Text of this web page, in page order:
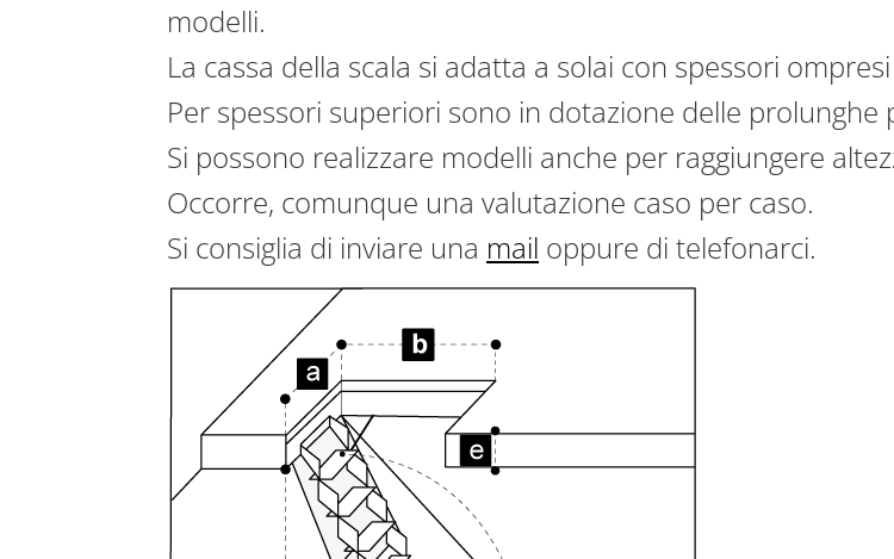
modelli.
La cassa della scala si adatta a solai con spessori
Per spessori superiori sono in dotazione delle prolunghe
Si possono realizzare modelli anche per raggiungere
Occorre, comunque una valutazione caso per caso.
Si consiglia di inviare una mail oppure di telefonarci.